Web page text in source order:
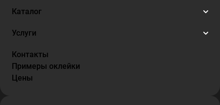
Каталог
Услуги
Контакты
Примеры оклейки
Цены